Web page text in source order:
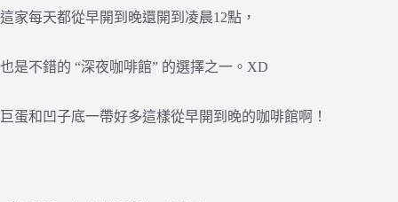
這家每天都從早開到晚還開到凌晨12點，
也是不錯的 “深夜咖啡館” 的選擇之一。XD
巨蛋和凹子底一帶好多這樣從早開到晚的咖啡館啊！